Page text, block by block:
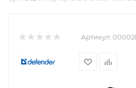
Артикул: